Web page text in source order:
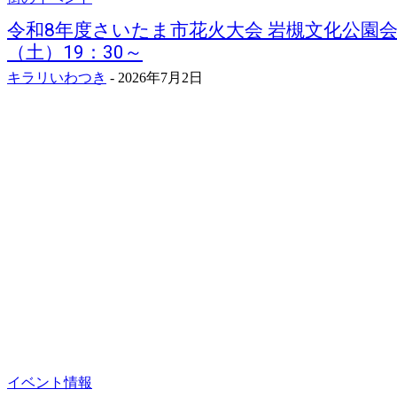
令和8年度さいたま市花火大会 岩槻文化公園
（土）19：30～
キラリいわつき - 2026年7月2日
イベント情報